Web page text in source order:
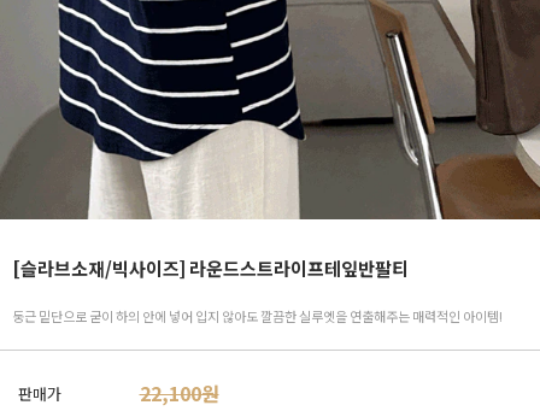
[슬라브소재/빅사이즈] 라운드스트라이프테잎반팔티
둥근 밑단으로 굳이 하의 안에 넣어 입지 않아도 깔끔한 실루엣을 연출해주는 매력적인 아이템!
판매가 22,100원